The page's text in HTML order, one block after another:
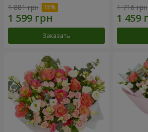
1 881 грн
Заказать
1 716 грн